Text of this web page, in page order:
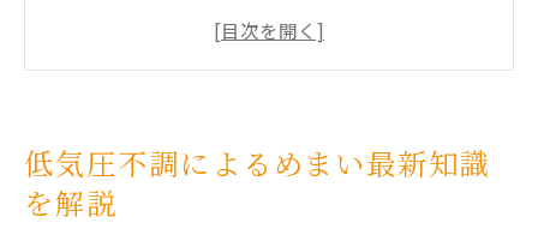
天気変化と低気圧不調の関係性に注目
低気圧不調による新たな症例を最新情報か
ら分析
低気圧不調によるめまい最新知識
を解説